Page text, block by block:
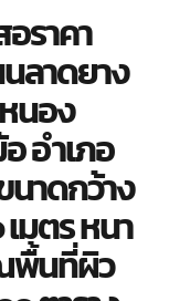
อราคา
ลาดยาง
นอง
อำเภอ
นาดกว้าง
มตร หนา
พื้นที่ผิว